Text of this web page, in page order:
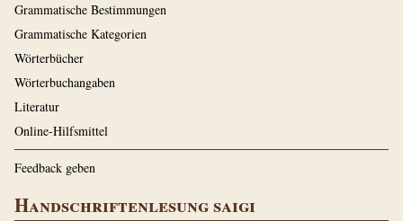
Grammatische Bestimmungen
Grammatische Kategorien
Wörterbücher
Wörterbuchangaben
Literatur
Online-Hilfsmittel
Feedback geben
Handschriftenlesung saigi